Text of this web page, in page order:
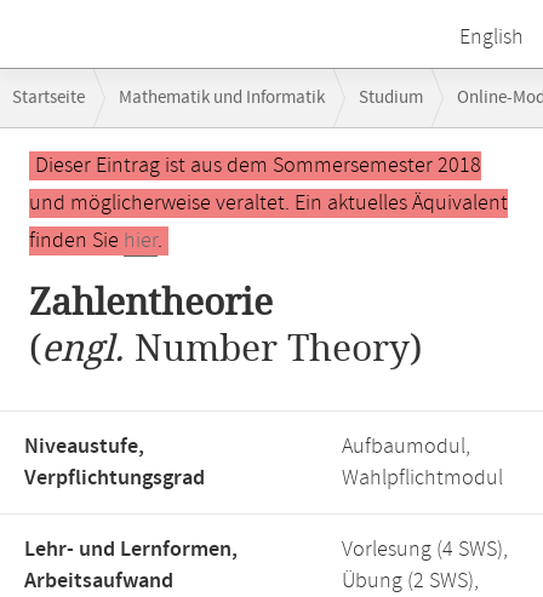
English
Navigation
Startseite Mathematik und Informatik Studium Online-
Hauptinhalt
Dieser Eintrag ist aus dem Sommersemester 2018
und möglicherweise veraltet. Ein aktuelles Äquivalent
finden Sie hier.
Zahlentheorie
(engl. Number Theory)
Niveaustufe,
Verpflichtungsgrad
Aufbaumodul,
Wahlpflichtmodul
Lehr- und Lernformen,
Arbeitsaufwand
Vorlesung (4 SWS),
Übung (2 SWS),